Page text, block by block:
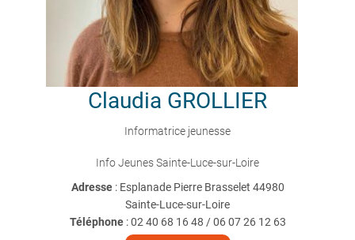
Claudia GROLLIER
Informatrice jeunesse
Info Jeunes Sainte-Luce-sur-Loire
Adresse : Esplanade Pierre Brasselet 44980
Sainte-Luce-sur-Loire
Téléphone:02 40 68 16 48 / 06 07 26 12 63